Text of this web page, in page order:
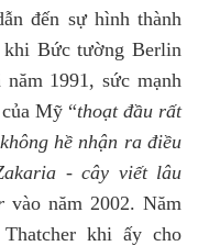
đến sự hình thành
Bức tường Berlin
1991, sức mạnh
Mỹ “thoạt đầu rất
hề nhận ra điều
- cây viết lâu
vào năm 2002. Năm
khi ấy cho